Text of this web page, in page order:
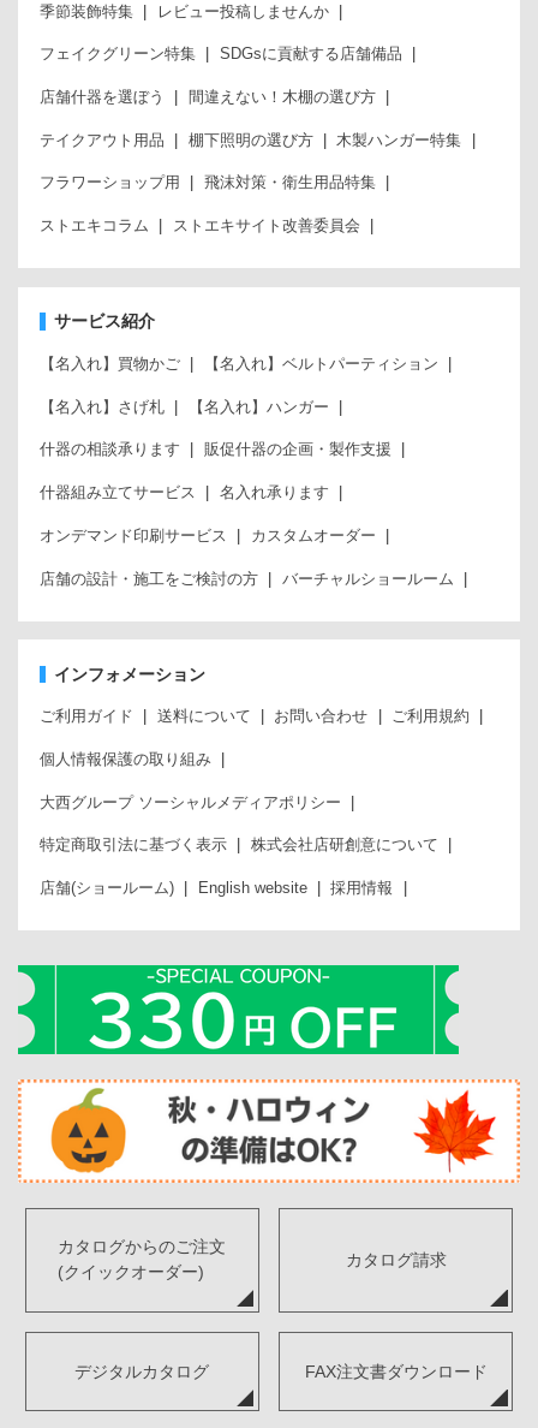
季節装飾特集 レビュー投稿しませんか
フェイクグリーン特集 SDGsに貢献する店舗備品
店舗什器を選ぼう 間違えない！木棚の選び方
テイクアウト用品 棚下照明の選び方 木製ハンガー特集
フラワーショップ用 飛沫対策・衛生用品特集
ストエキコラム ストエキサイト改善委員会
サービス紹介
【名入れ】買物かご 【名入れ】ベルトパーティション
【名入れ】さげ札 【名入れ】ハンガー
什器の相談承ります 販促什器の企画・製作支援
什器組み立てサービス 名入れ承ります
オンデマンド印刷サービス カスタムオーダー
店舗の設計・施工をご検討の方 バーチャルショールーム
インフォメーション
ご利用ガイド 送料について お問い合わせ ご利用規約
個人情報保護の取り組み
大西グループ ソーシャルメディアポリシー
特定商取引法に基づく表示 株式会社店研創意について
店舗(ショールーム) English website 採用情報
カタログからのご注文
(クイックオーダー)
カタログ請求
デジタルカタログ FAX注文書ダウンロード